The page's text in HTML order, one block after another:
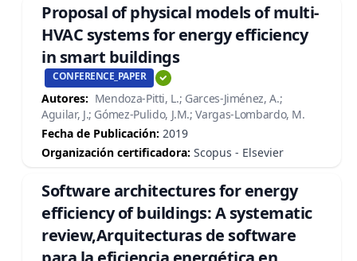
Proposal of physical models of multi-
HVAC systems for energy efficiency
in smart buildings
CONFERENCE_PAPER
Autores: Mendoza-Pitti, L.; Garces-Jiménez, A.;
Aguilar, J.; Gómez-Pulido, J.M.; Vargas-Lombardo, M.
Fecha de Publicación: 2019
Organización certificadora: Scopus - Elsevier
Software architectures for energy
efficiency of buildings: A systematic
review,Arquitecturas de software